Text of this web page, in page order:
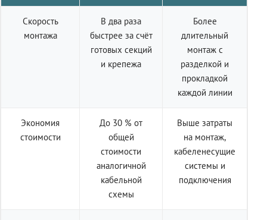
Скорость
монтажа
В два раза
быстрее за счёт
готовых секций
и крепежа
Более
длительный
монтаж с
разделкой и
прокладкой
каждой линии
Экономия
стоимости
До 30 % от
общей
стоимости
аналогичной
кабельной
схемы
Выше затраты
на монтаж,
кабеленесущие
системы и
подключения